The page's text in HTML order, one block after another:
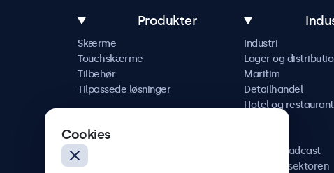
Produkter
Skærme
Touchskærme
Tilbehør
Tilpassede løsninger
Industri
Lager og
Maritim
Detailhandel
Hotel og restaurant
AV og broadcast
Sundhedssektoren
Cookies